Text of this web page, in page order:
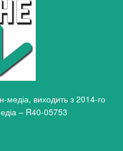
медіа, виходить з 2014-го
– R40-05753